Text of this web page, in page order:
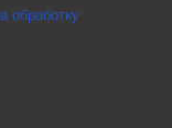
обработку